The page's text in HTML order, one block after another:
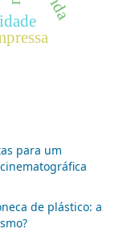
para um
de plástico: a